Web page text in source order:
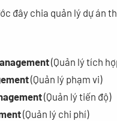
đây chia quản lý dự án
(Quản lý tích
(Quản lý phạm vi)
(Quản lý tiến độ)
(Quản lý chi phí)